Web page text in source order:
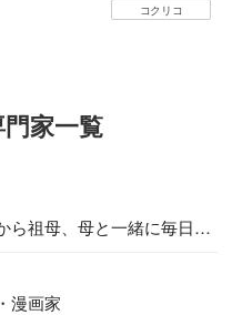
コクリコ
家一覧
ら祖母、母と一緒に毎日の
漫画家